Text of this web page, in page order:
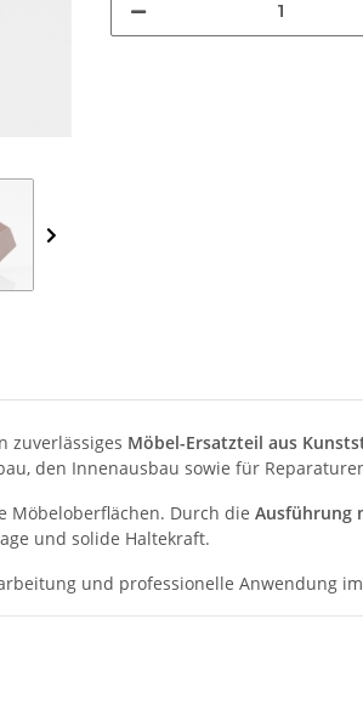
zuverlässiges Möbel-Ersatzteil aus
den Innenausbau sowie für
Durch die Ausführung
und solide Haltekraft.
und professionelle Anwendung